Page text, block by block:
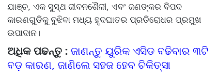
ଯାଞ୍ଚ, ଏକ ସୁସ୍ଥ ଜୀବନଶୈଳୀ, ଏବଂ ଜଣଙ୍କର ବିପଦ
କାରଣଗୁଡିକୁ ବୁଝିବା ମଧ୍ୟ ହୃଦଘାତର ପ୍ରତିରୋଧର ପ୍ରମୁଖ
ଉପାଦାନ।
ଅଧିକ ପଢନ୍ତୁ : ଜାଣନ୍ତୁ ୟୁରିକ ଏସିଡ ବଢିବାର ୩ଟି
ବଡ଼ କାରଣ, ଜାଣିଲେ ସହଜ ହେବ ଚିକିତ୍ସା